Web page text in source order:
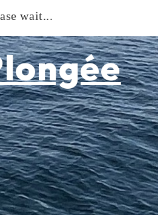
wait...